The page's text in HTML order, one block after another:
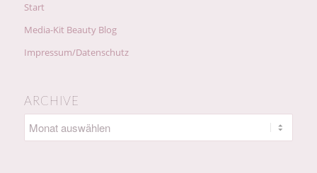
Start
Media-Kit Beauty Blog
Impressum/Datenschutz
ARCHIVE